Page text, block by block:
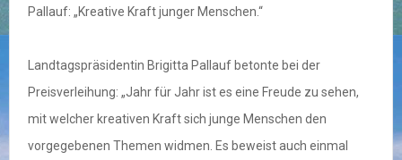
Pallauf: „Kreative Kraft junger Menschen.“
Landtagspräsidentin Brigitta Pallauf betonte bei der
Preisverleihung: „Jahr für Jahr ist es eine Freude zu sehen,
mit welcher kreativen Kraft sich junge Menschen den
vorgegebenen Themen widmen. Es beweist auch einmal